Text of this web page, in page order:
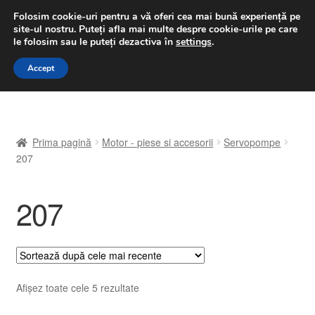
LIVRARE de la 33 lei
luni-vineri 9 a.m. - 4 p.m.031 229 6816
Sari
Sari
A lua legatura
Coș
Despre noi
Prima pagină Motor - piese si accesorii
Servopompe
207
207
Afișez toate cele 5 rezultateSortat
Folosim cookie-uri pentru a vă oferi cea mai bună experiență pe
site-ul nostru. Puteți afla mai multe despre cookie-urile pe care
le folosim sau le puteți dezactiva în settings.
Accept